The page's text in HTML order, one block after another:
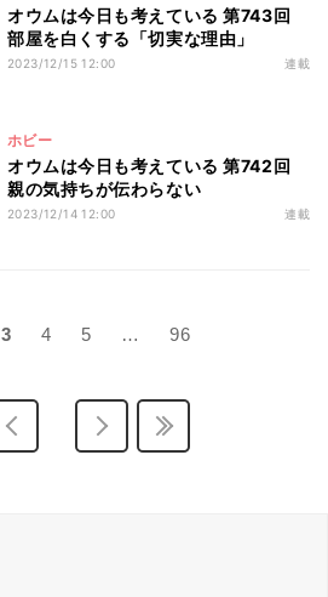
オウムは今日も考えている 第743回
部屋を白くする「切実な理由」
2023/12/15 12:00 連載
ホビー
オウムは今日も考えている 第742回
親の気持ちが伝わらない
2023/12/14 12:00 連載
3 4 5 … 96